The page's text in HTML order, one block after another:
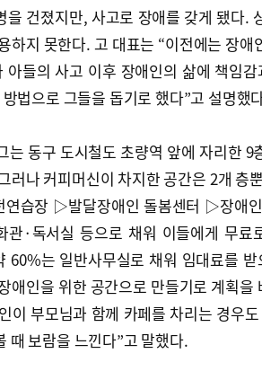
을 건졌지만, 사고로 장애를 갖게 됐다.
하지 못한다. 고 대표는 “이전에는 장
아들의 사고 이후 장애인의 삶에 책임
법으로 그들을 돕기로 했다”고 설명했
는 동구 도시철도 초량역 앞에 자리한 9
러나 커피머신이 차지한 공간은 2개 층
습장 ▷발달장애인 돌봄센터 ▷장애
·독서실 등으로 채워 이들에게 무료
60%는 일반사무실로 채워 임대료를
애인을 위한 공간으로 만들기로 계획을
이 부모님과 함께 카페를 차리는 경우
때 보람을 느낀다”고 말했다.